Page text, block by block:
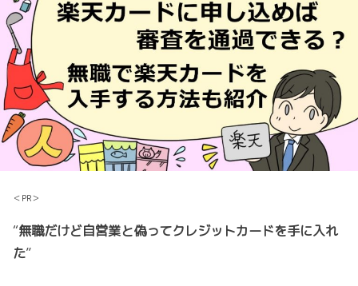
＜PR＞
“無職だけど自営業と偽ってクレジットカードを手に入れ
た”